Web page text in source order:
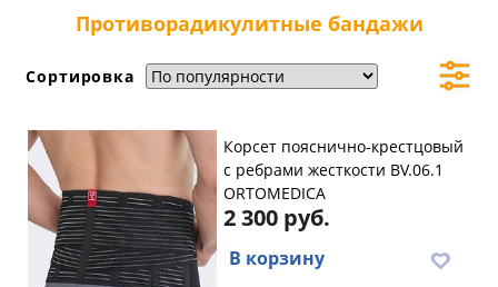
Противорадикулитные бандажи
Сортировка
Корсет пояснично-крестцовый
с ребрами жесткости BV.06.1
ORTOMEDICA
2 300 руб.
В корзину